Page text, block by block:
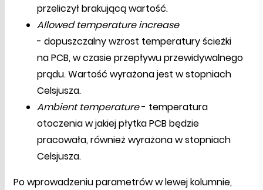
przeliczył brakującą wartość.
Allowed temperature increase
- dopuszczalny wzrost temperatury ścieżki
na PCB, w czasie przepływu przewidywalnego
prądu. Wartość wyrażona jest w stopniach
Celsjusza.
Ambient temperature- temperatura
otoczenia w jakiej płytka PCB będzie
pracowała, również wyrażona w stopniach
Celsjusza.
Po wprowadzeniu parametrów w lewej kolumnie,